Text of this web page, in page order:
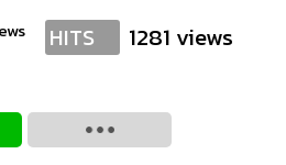
HITS 1281 views